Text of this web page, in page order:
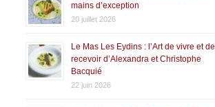
mains d’exception
20 juillet 2026
Le Mas Les Eydins : l’Art de vivre et de
recevoir d’Alexandra et Christophe
Bacquié
22 juin 2026